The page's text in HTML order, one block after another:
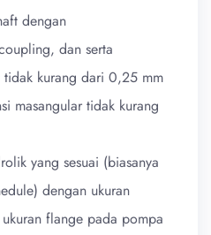
dengan
dan serta
tidak kurang dari 0,25 mm
masangular tidak kurang
yang sesuai (biasanya
dengan ukuran
flange pada pompa